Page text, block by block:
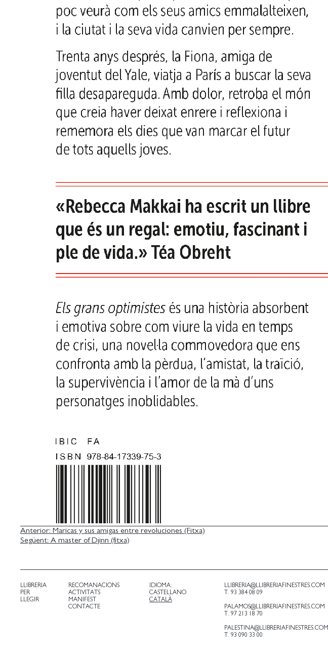
NAVEGACIÓ
D'ENTRADES
Anterior: Maricas y sus amigas entre revoluciones (Fitxa)
Següent: A master of Djinn (fitxa)
LLIBRERIA
PER
LLEGIR
RECOMANACIONS
ACTIVITATS
MANIFEST
CONTACTE
IDIOMA:
CASTELLANO
CATALÀ
LLIBRERIA@LLIBRERIAFINESTRES.COM
T. 93 384 08 09
PALAMOS@LLIBRERIAFINESTRES.COM
T. 97 213 18 70
PALESTINA@LLIBRERIAFINESTRES.COM
T. 93 090 33 00